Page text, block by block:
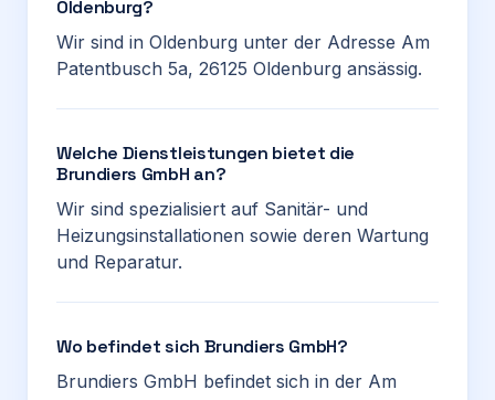
Oldenburg?
Wir sind in Oldenburg unter der Adresse Am
Patentbusch 5a, 26125 Oldenburg ansässig.
Welche Dienstleistungen bietet die
Brundiers GmbH an?
Wir sind spezialisiert auf Sanitär- und
Heizungsinstallationen sowie deren Wartung
und Reparatur.
Wo befindet sich Brundiers GmbH?
Brundiers GmbH befindet sich in der Am